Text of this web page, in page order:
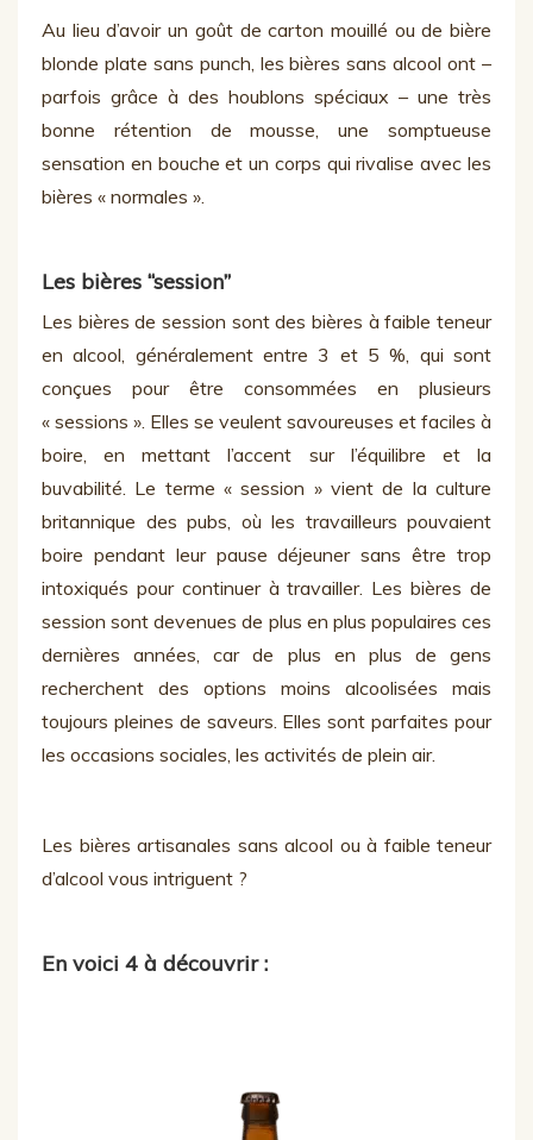
Au lieu d’avoir un goût de carton mouillé ou de bière
blonde plate sans punch, les bières sans alcool ont –
parfois grâce à des houblons spéciaux – une très
bonne rétention de mousse, une somptueuse
sensation en bouche et un corps qui rivalise avec les
bières « normales ».
Les bières “session”
Les bières de session sont des bières à faible teneur
en alcool, généralement entre 3 et 5 %, qui sont
conçues pour être consommées en plusieurs
« sessions ». Elles se veulent savoureuses et faciles à
boire, en mettant l’accent sur l’équilibre et la
buvabilité. Le terme « session » vient de la culture
britannique des pubs, où les travailleurs pouvaient
boire pendant leur pause déjeuner sans être trop
intoxiqués pour continuer à travailler. Les bières de
session sont devenues de plus en plus populaires ces
dernières années, car de plus en plus de gens
recherchent des options moins alcoolisées mais
toujours pleines de saveurs. Elles sont parfaites pour
les occasions sociales, les activités de plein air.
Les bières artisanales sans alcool ou à faible teneur
d’alcool vous intriguent ?
En voici 4 à découvrir :